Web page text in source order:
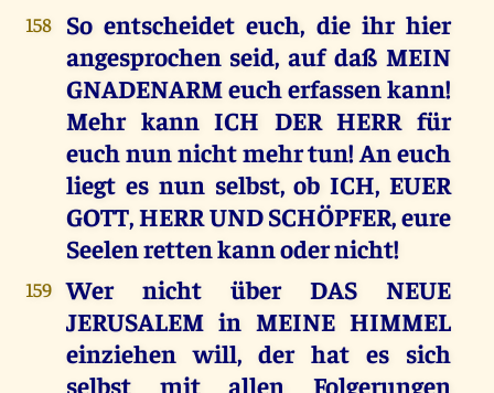
158
So entscheidet euch, die ihr hier
angesprochen seid, auf daß MEIN
GNADENARM euch erfassen kann!
Mehr kann ICH DER HERR für
euch nun nicht mehr tun! An euch
liegt es nun selbst, ob ICH, EUER
GOTT, HERR UND SCHÖPFER, eure
Seelen retten kann oder nicht!
159 Wer nicht über DAS NEUE
JERUSALEM in MEINE HIMMEL
einziehen will, der hat es sich
selbst mit allen Folgerungen